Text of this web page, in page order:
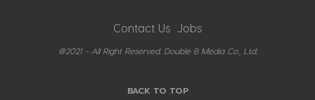
Contact Us Jobs
@2021 - All Right Reserved. Double B Media Co., Ltd.
BACK TO TOP